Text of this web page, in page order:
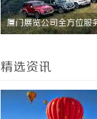
厦门展览公司全方位服
精选资讯